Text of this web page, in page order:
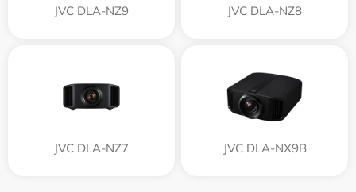
JVC DLA-NZ9 JVC DLA-NZ8
JVC DLA-NZ7 JVC DLA-NX9B